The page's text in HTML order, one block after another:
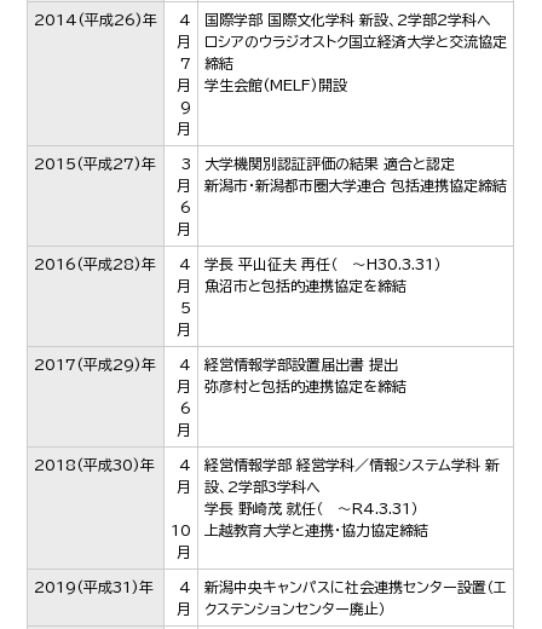
2014(平成26)年
4
月
7
月
9
月
国際学部 国際文化学科 新設、2学部2学科へ
ロシアのウラジオストク国立経済大学と交流協定
締結
学生会館(MELF)開設
2015(平成27)年
3
月
6
月
大学機関別認証評価の結果 適合と認定
新潟市・新潟都市圏大学連合 包括連携協定締結
2016(平成28)年
4
月
5
月
学長 平山征夫 再任（ ～H30.3.31）
魚沼市と包括的連携協定を締結
2017(平成29)年
4
月
6
月
経営情報学部設置届出書 提出
弥彦村と包括的連携協定を締結
2018(平成30)年
4
月
10
月
経営情報学部 経営学科／情報システム学科 新
設、2学部3学科へ
学長 野崎茂 就任（ ～R4.3.31）
上越教育大学と連携・協力協定締結
2019(平成31)年
4
月
新潟中央キャンパスに社会連携センター設置（エ
クステンションセンター廃止）